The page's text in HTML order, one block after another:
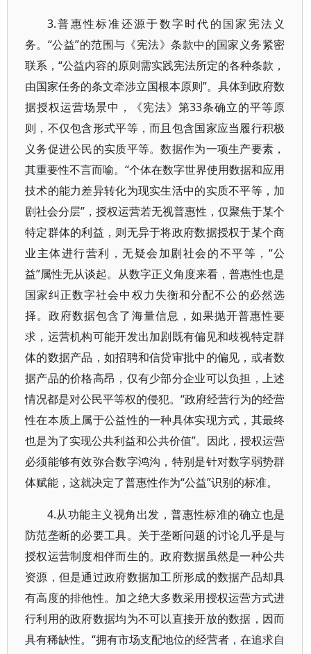
3.普惠性标准还源于数字时代的国家宪法义
务。“公益”的范围与《宪法》条款中的国家义务紧密
联系，“公益内容的原则需实践宪法所定的各种条款，
由国家任务的条文牵涉立国根本原则”。具体到政府数
据授权运营场景中，《宪法》第33条确立的平等原
则，不仅包含形式平等，而且包含国家应当履行积极
义务促进公民的实质平等。数据作为一项生产要素，
其重要性不言而喻。“个体在数字世界使用数据和应用
技术的能力差异转化为现实生活中的实质不平等，加
剧社会分层”，授权运营若无视普惠性，仅聚焦于某个
特定群体的利益，则无异于将政府数据授权于某个商
业主体进行营利，无疑会加剧社会的不平等，“公
益”属性无从谈起。从数字正义角度来看，普惠性也是
国家纠正数字社会中权力失衡和分配不公的必然选
择。政府数据包含了海量信息，如果抛开普惠性要
求，运营机构可能开发出加剧既有偏见和歧视特定群
体的数据产品，如招聘和信贷审批中的偏见，或者数
据产品的价格高昂，仅有少部分企业可以负担，上述
情况都是对公民平等权的侵犯。“政府经营行为的经营
性在本质上属于公益性的一种具体实现方式，其最终
也是为了实现公共利益和公共价值”。因此，授权运营
必须能够有效弥合数字鸿沟，特别是针对数字弱势群
体赋能，这就决定了普惠性作为“公益”识别的标准。
4.从功能主义视角出发，普惠性标准的确立也是
防范垄断的必要工具。关于垄断问题的讨论几乎是与
授权运营制度相伴而生的。政府数据虽然是一种公共
资源，但是通过政府数据加工所形成的数据产品却具
有高度的排他性。加之绝大多数采用授权运营方式进
行利用的政府数据均为不可以直接开放的数据，因而
具有稀缺性。“拥有市场支配地位的经营者，在追求自